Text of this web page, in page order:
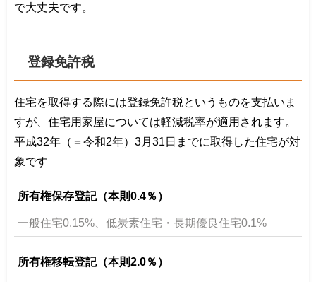
で大丈夫です。
登録免許税
住宅を取得する際には登録免許税というものを支払いま
すが、住宅用家屋については軽減税率が適用されます。
平成32年（＝令和2年）3月31日までに取得した住宅が対
象です
所有権保存登記（本則0.4％）
一般住宅0.15%、低炭素住宅・長期優良住宅0.1%
所有権移転登記（本則2.0％）